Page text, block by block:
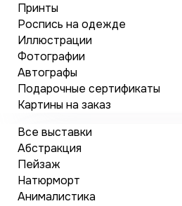
Принты
Роспись на одежде
Иллюстрации
Фотографии
Автографы
Подарочные сертификаты
Картины на заказ
Все выставки
Абстракция
Пейзаж
Натюрморт
Анималистика